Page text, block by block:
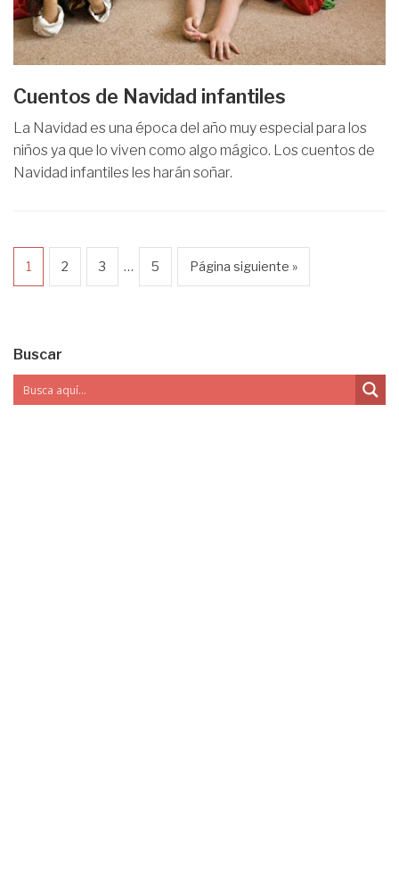
Cuentos de Navidad infantiles
La Navidad es una época del año muy especial para los
niños ya que lo viven como algo mágico. Los cuentos de
Navidad infantiles les harán soñar.
1 2 3 … 5 Página siguiente »
Buscar